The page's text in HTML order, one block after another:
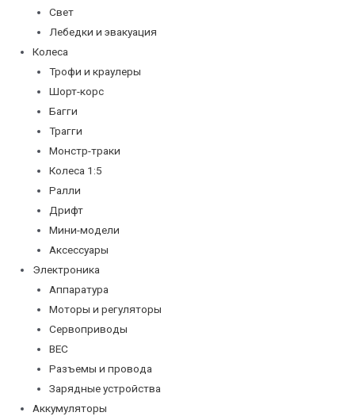
Свет
Лебедки и эвакуация
Колеса
Трофи и краулеры
Шорт-корс
Багги
Трагги
Монстр-траки
Колеса 1:5
Ралли
Дрифт
Мини-модели
Аксессуары
Электроника
Аппаратура
Моторы и регуляторы
Сервоприводы
BEC
Разъемы и провода
Зарядные устройства
Аккумуляторы